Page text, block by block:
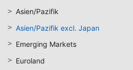
Asien/Pazifik
Asien/Pazifik excl. Japan
Emerging Markets
Euroland